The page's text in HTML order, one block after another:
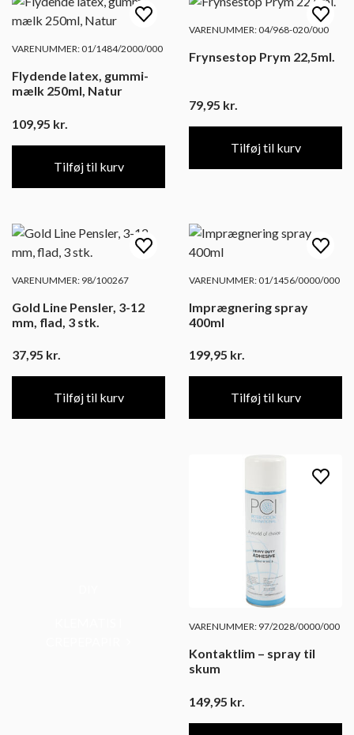
VARENUMMER: 01/1484/2000/000
Flydende latex, gummi-
mælk 250ml, Natur
109,95 kr.
Tilføj til kurv
VARENUMMER: 04/968-020/000
Frynsestop Prym 22,5ml.
79,95 kr.
Tilføj til kurv
VARENUMMER: 98/100267
Gold Line Pensler, 3-12
mm, flad, 3 stk.
37,95 kr.
Tilføj til kurv
VARENUMMER: 01/1456/0000/000
Imprægnering spray
400ml
199,95 kr.
Tilføj til kurv
VARENUMMER: 97/2028/0000/000
Kontaktlim – spray til
skum
149,95 kr.